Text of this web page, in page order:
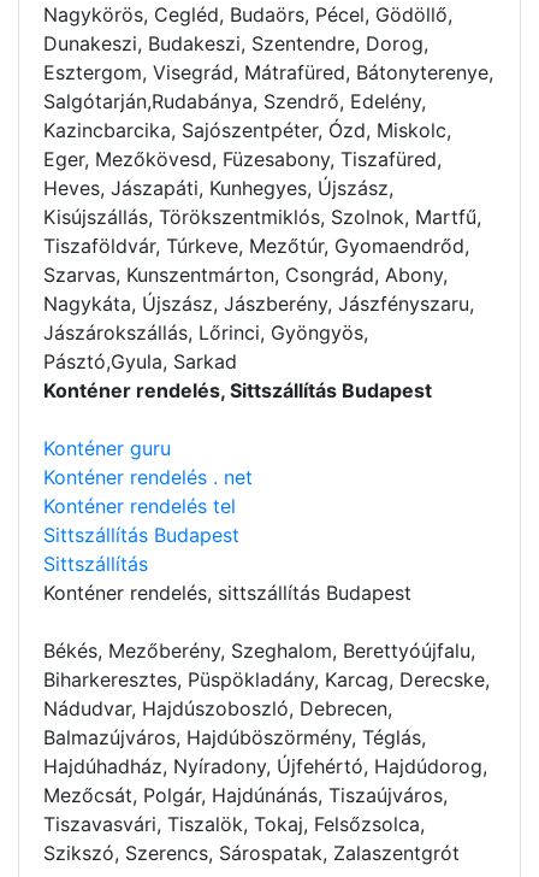
Nagykörös, Cegléd, Budaörs, Pécel, Gödöllő,
Dunakeszi, Budakeszi, Szentendre, Dorog,
Esztergom, Visegrád, Mátrafüred, Bátonyterenye,
Salgótarján,Rudabánya, Szendrő, Edelény,
Kazincbarcika, Sajószentpéter, Ózd, Miskolc,
Eger, Mezőkövesd, Füzesabony, Tiszafüred,
Heves, Jászapáti, Kunhegyes, Újszász,
Kisújszállás, Törökszentmiklós, Szolnok, Martfű,
Tiszaföldvár, Túrkeve, Mezőtúr, Gyomaendrőd,
Szarvas, Kunszentmárton, Csongrád, Abony,
Nagykáta, Újszász, Jászberény, Jászfényszaru,
Jászárokszállás, Lőrinci, Gyöngyös,
Pásztó,Gyula, Sarkad
Konténer rendelés, Sittszállítás Budapest
Konténer guru
Konténer rendelés . net
Konténer rendelés tel
Sittszállítás Budapest
Sittszállítás
Konténer rendelés, sittszállítás Budapest
Békés, Mezőberény, Szeghalom, Berettyóújfalu,
Biharkeresztes, Püspökladány, Karcag, Derecske,
Nádudvar, Hajdúszoboszló, Debrecen,
Balmazújváros, Hajdúböszörmény, Téglás,
Hajdúhadház, Nyíradony, Újfehértó, Hajdúdorog,
Mezőcsát, Polgár, Hajdúnánás, Tiszaújváros,
Tiszavasvári, Tiszalök, Tokaj, Felsőzsolca,
Szikszó, Szerencs, Sárospatak, Zalaszentgrót